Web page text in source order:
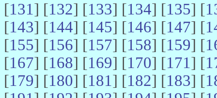
[131] [132] [133] [134] [135] [
[143] [144] [145] [146] [147] [
[155] [156] [157] [158] [159] [
[167] [168] [169] [170] [171] [
[179] [180] [181] [182] [183] [